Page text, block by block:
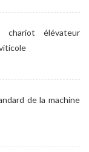
élévateur
de la machine